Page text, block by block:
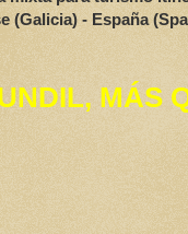
(Galicia) - España
MÁS